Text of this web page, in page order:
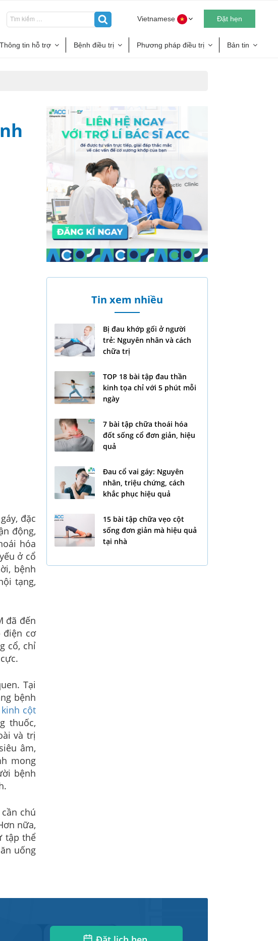
Vietnamese Đặt hẹn
Thông tin hỗ trợ Bệnh điều trị Phương pháp điều trị Bản tin
đặc
động,
hóa
ở cổ
bệnh
tạng,
đã đến
điện cơ
cổ, chỉ
Tại
bệnh
cột
thuốc,
và trị
âm,
mong
bệnh
chú
nữa,
tập thể
uống
Tin xem nhiều
Bị đau khớp gối ở người
trẻ: Nguyên nhân và cách
chữa trị
TOP 18 bài tập đau thần
kinh tọa chỉ với 5 phút mỗi
ngày
7 bài tập chữa thoái hóa
đốt sống cổ đơn giản, hiệu
quả
Đau cổ vai gáy: Nguyên
nhân, triệu chứng, cách
khắc phục hiệu quả
15 bài tập chữa vẹo cột
sống đơn giản mà hiệu quả
tại nhà